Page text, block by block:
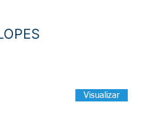
Visualizar